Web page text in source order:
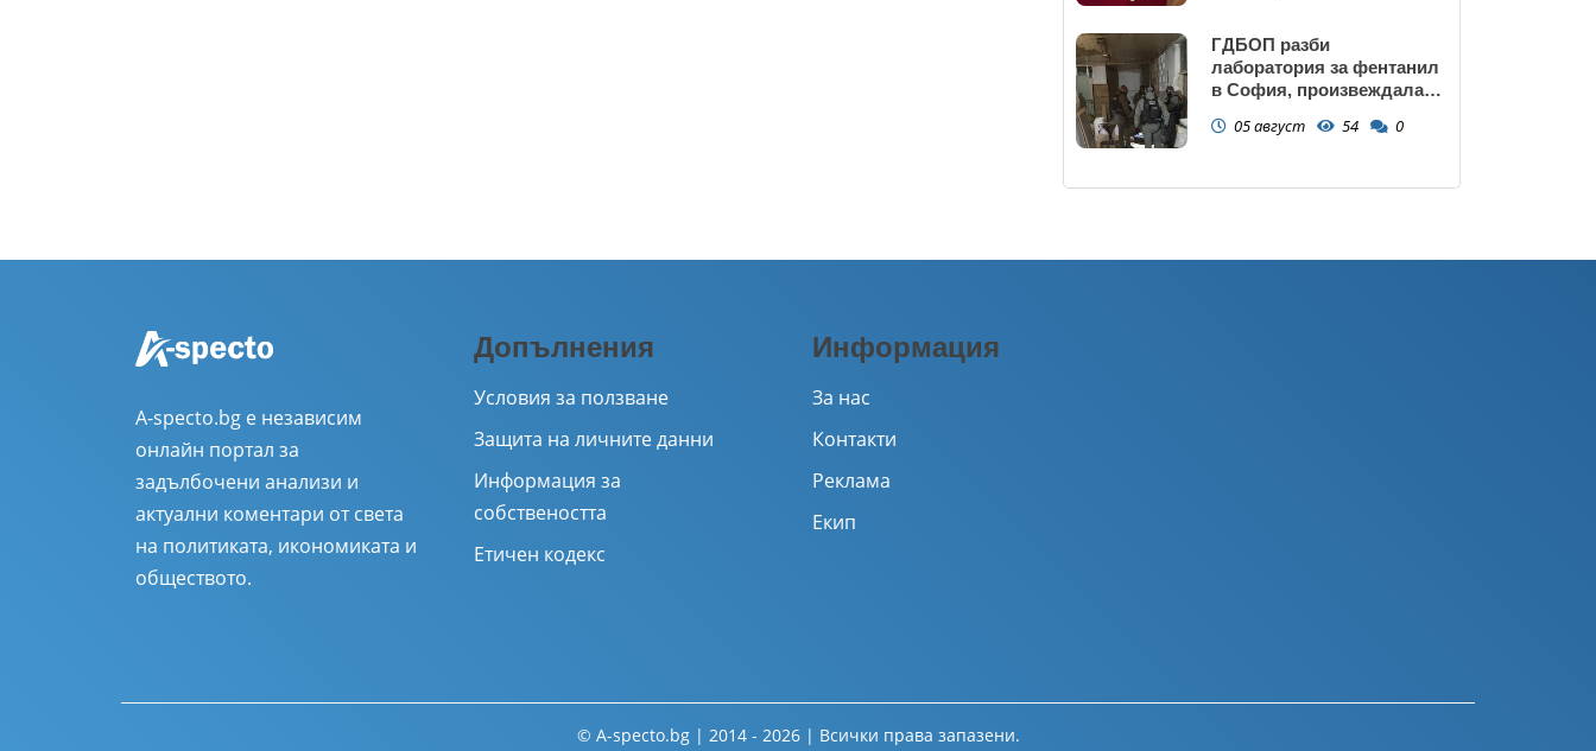
ГДБОП разби
лаборатория за фентанил
в София, произвеждала
(снимки)
05 август 54 0
A-specto.bg е независим
онлайн портал за
задълбочени анализи и
актуални коментари от света
на политиката, икономиката и
обществото.
Допълнения
Условия за ползване
Защита на личните данни
Информация за
собствеността
Етичен кодекс
Информация
За нас
Контакти
Реклама
Екип
© A-specto.bg | 2014 - 2026 | Всички права запазени.